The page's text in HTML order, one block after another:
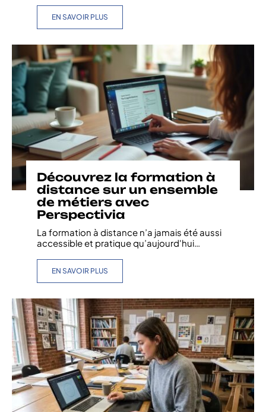
EN SAVOIR PLUS
Découvrez la formation à
distance sur un ensemble
de métiers avec
Perspectivia
La formation à distance n’a jamais été aussi
accessible et pratique qu’aujourd'hui…
EN SAVOIR PLUS